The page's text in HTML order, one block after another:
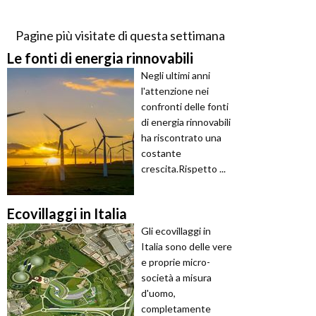
Pagine più visitate di questa settimana
Le fonti di energia rinnovabili
Negli ultimi anni
l'attenzione nei
confronti delle fonti
di energia rinnovabili
ha riscontrato una
costante
crescita.Rispetto ...
Ecovillaggi in Italia
Gli ecovillaggi in
Italia sono delle vere
e proprie micro-
società a misura
d'uomo,
completamente